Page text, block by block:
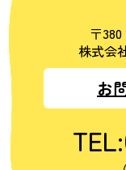
〒
株式会
お